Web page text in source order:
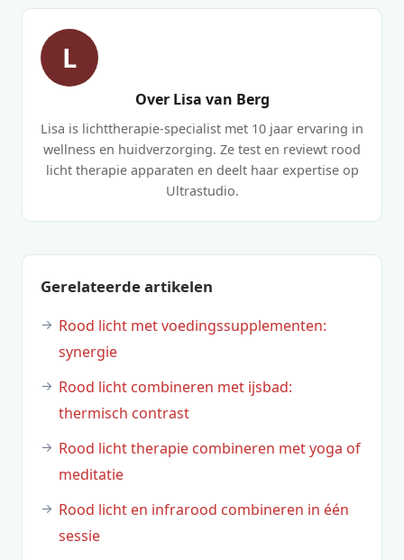
L
Over Lisa van Berg
Lisa is lichttherapie-specialist met 10 jaar ervaring in
wellness en huidverzorging. Ze test en reviewt rood
licht therapie apparaten en deelt haar expertise op
Ultrastudio.
Gerelateerde artikelen
Rood licht met voedingssupplementen:
synergie
Rood licht combineren met ijsbad:
thermisch contrast
Rood licht therapie combineren met yoga of
meditatie
Rood licht en infrarood combineren in één
sessie